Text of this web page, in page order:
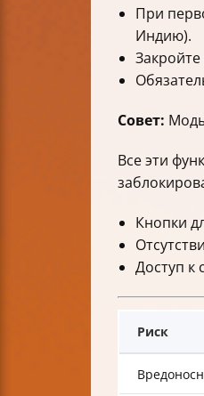
При
Индию).
Закройте
Совет:
Все эти
Кнопки
Доступ к
Риск